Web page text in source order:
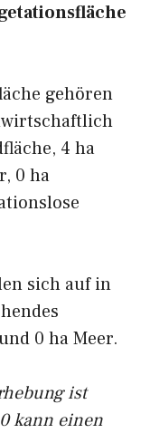
gehören
4 ha
0 ha
sich auf in
0 ha Meer.
ist
kann einen